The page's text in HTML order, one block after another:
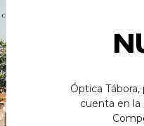
Óptica
cuenta en la